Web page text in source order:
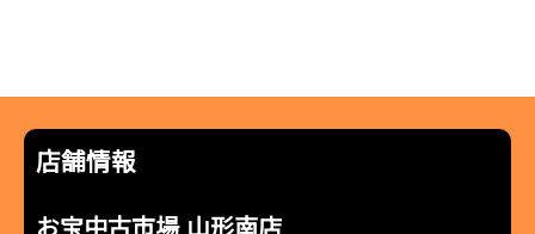
店舗情報
お宝中古市場 山形南店